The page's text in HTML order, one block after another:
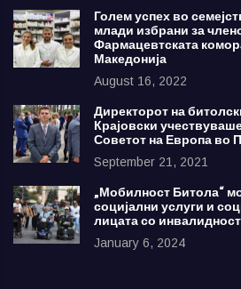
Голем успех во
млади избрани за
Фармацевтската
Македонија
August 16, 2022
Директорот на
Крајовски
Советот на Европа во
September 21, 2021
„Мобилност Битола“
социјални услуги и
лицата со инвалидност
January 6, 2024